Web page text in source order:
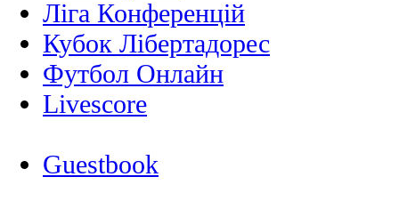
Ліга Конференцій
Кубок Лібертадорес
Футбол Онлайн
Livescore
Guestbook